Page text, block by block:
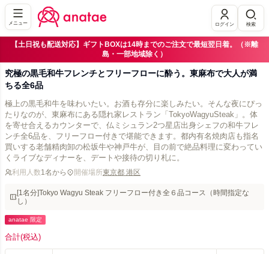
メニュー ログイン 検索
【土日祝も配送対応】ギフトBOXは14時までのご注文で最短翌日着。（※離
島・一部地域除く）
究極の黒毛和牛フレンチとフリーフローに酔う。東麻布で大人が満
ちる全6品
極上の黒毛和牛を味わいたい。お酒も存分に楽しみたい。そんな夜にぴっ
たりなのが、東麻布にある隠れ家レストラン「TokyoWagyuSteak」。体
を寄せ合えるカウンターで、仏ミシュラン2つ星店出身シェフの和牛フレ
ンチ全6品を、フリーフロー付きで堪能できます。都内有名焼肉店も指名
買いする老舗精肉卸の松坂牛や神戸牛が、目の前で絶品料理に変わってい
くライブなディナーを、デートや接待の切り札に。
利用人数1名から 開催場所東京都 港区
[1名分]Tokyo Wagyu Steak フリーフロー付き全６品コース（時間指定な
し）
anatae 限定
合計(税込)